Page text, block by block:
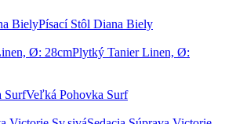
Písací Stôl Diana Biely
Plytký Tanier Linen, Ø:
Veľká Pohovka Surf